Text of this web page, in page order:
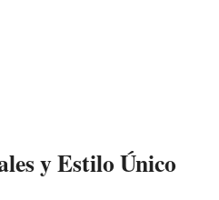
y Estilo Único